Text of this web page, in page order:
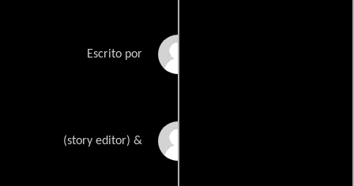
Escrito por
(story editor) &